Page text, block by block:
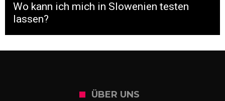
Wo kann ich mich in Slowenien testen
lassen?
ÜBER UNS